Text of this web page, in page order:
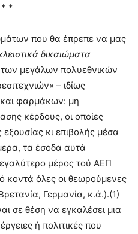
*
που θα έπρεπε να μας
δικαιώματα
μεγάλων πολυεθνικών
– ιδίως
και φαρμάκων: μη
κέρδους, οι οποίες
εξουσίας κι επιβολής μέσα
τα έσοδα αυτά
μέρος τού ΑΕΠ
όλες οι θεωρούμενες
Γερμανία, κ.ά.).(1)
σε θέση να εγκαλέσει μια
ή πολιτικές που